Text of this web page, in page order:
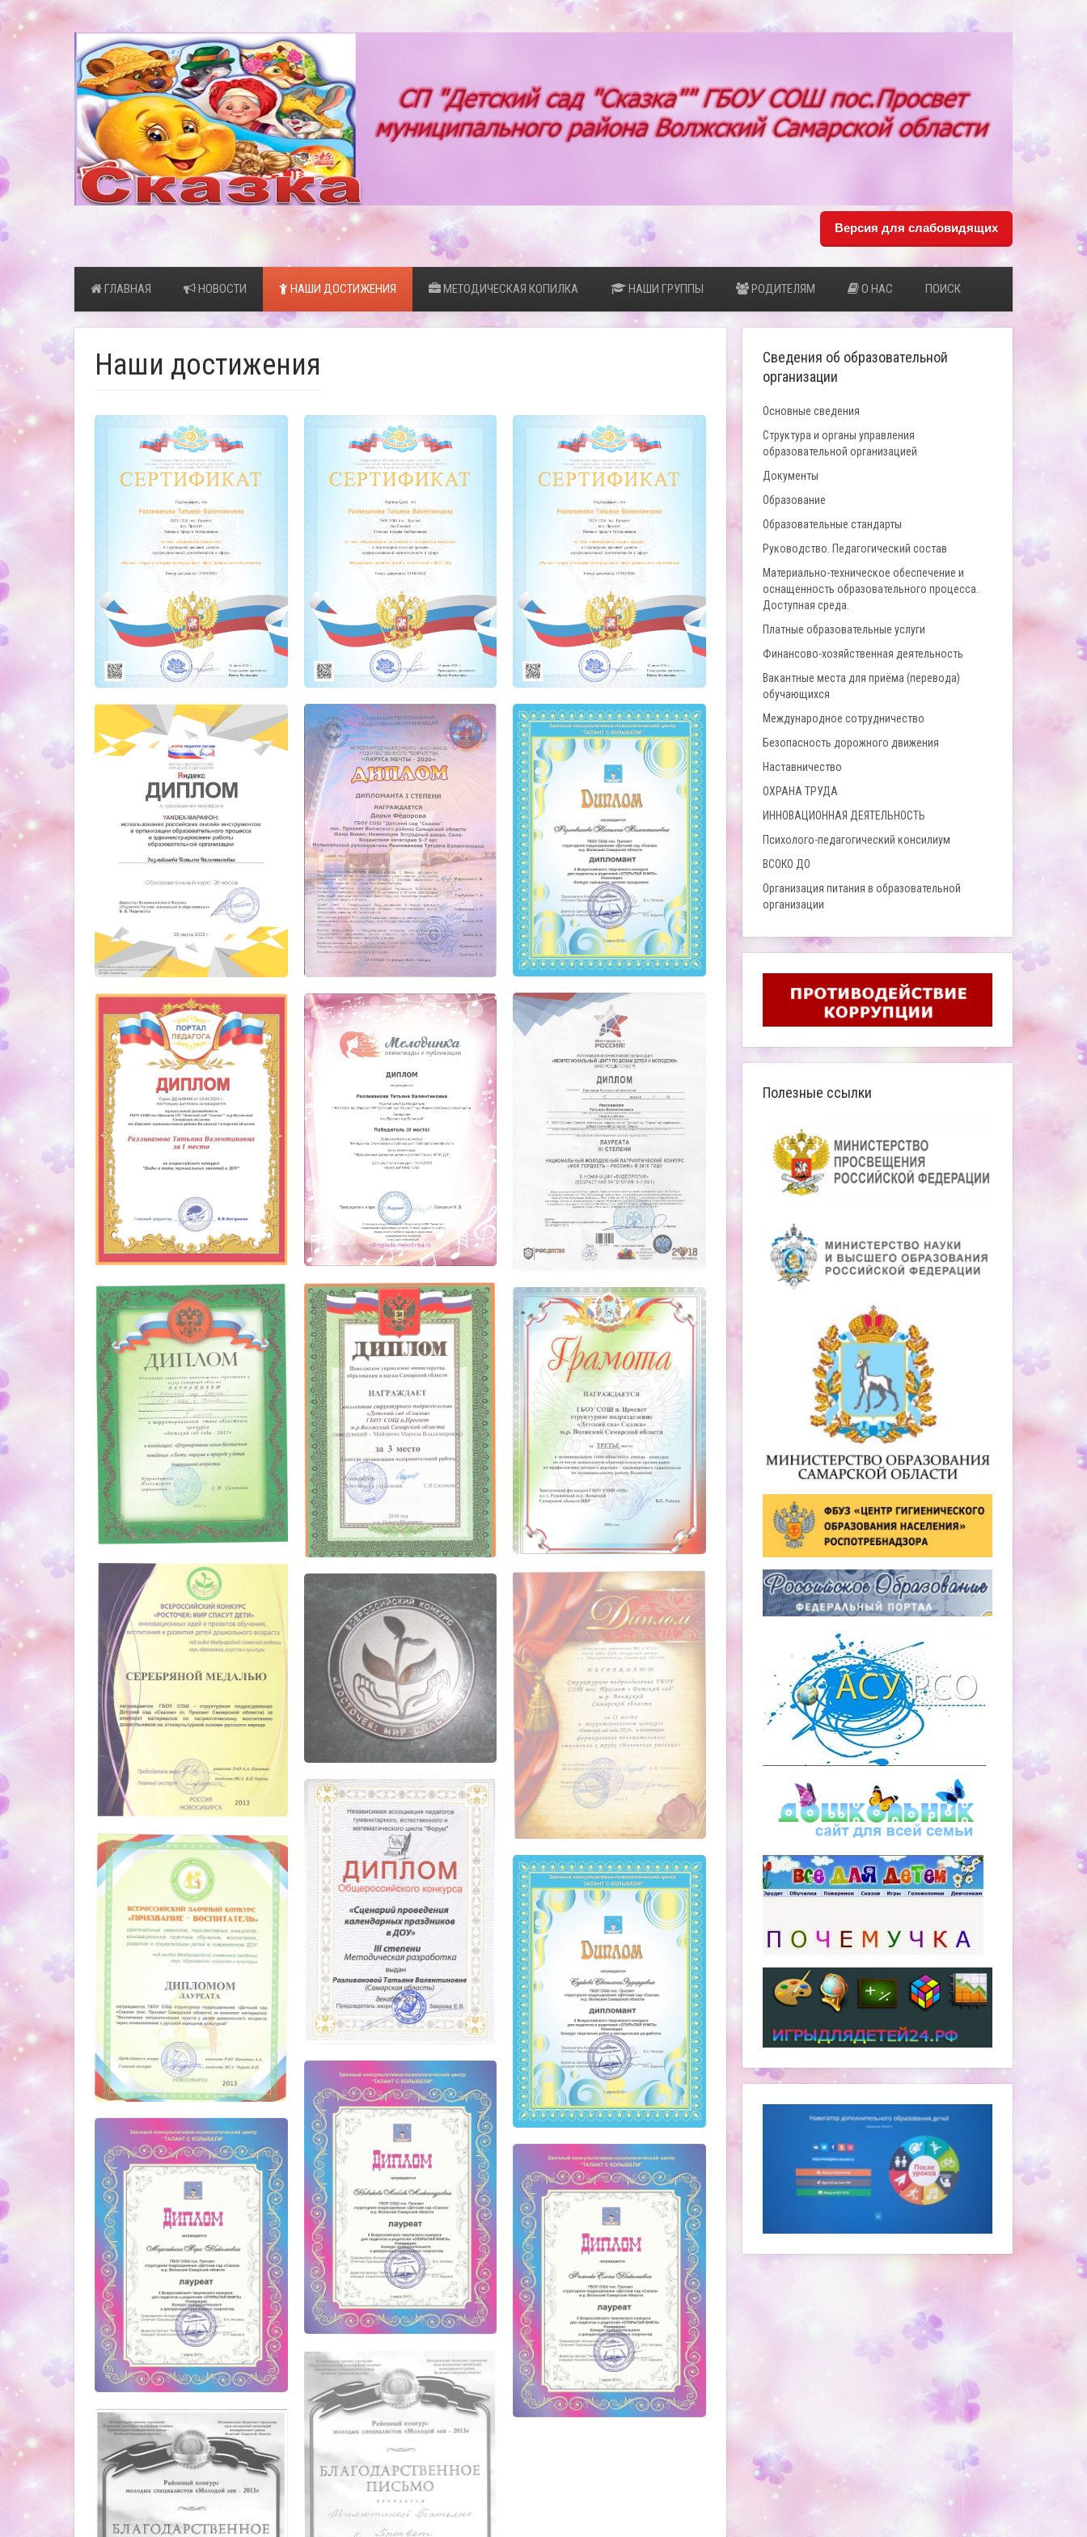
Версия для слабовидящих
ГЛАВНАЯ НОВОСТИ НАШИ ДОСТИЖЕНИЯ МЕТОДИЧЕСКАЯ КОПИЛКА НАШИ ГРУППЫ РОДИТЕЛЯМ О НАС ПОИСК
Наши достижения
Сведения об образовательной
организации
Основные сведения
Структура и органы управления
образовательной организацией
Документы
Образование
Образовательные стандарты
Руководство. Педагогический состав
Материально-техническое обеспечение и
оснащенность образовательного процесса.
Доступная среда.
Платные образовательные услуги
Финансово-хозяйственная деятельность
Вакантные места для приёма (перевода)
обучающихся
Международное сотрудничество
Безопасность дорожного движения
Наставничество
ОХРАНА ТРУДА
ИННОВАЦИОННАЯ ДЕЯТЕЛЬНОСТЬ
Психолого-педагогический консилиум
ВСОКО ДО
Организация питания в образовательной
организации
Полезные ссылки